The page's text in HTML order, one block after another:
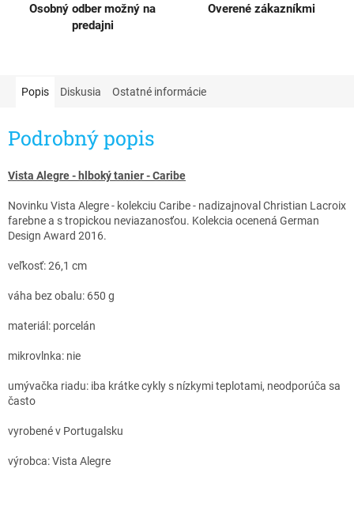
Osobný odber možný na
predajni
Overené zákazníkmi
Popis Diskusia Ostatné informácie
Podrobný popis
Vista Alegre - hlboký tanier - Caribe
Novinku Vista Alegre - kolekciu Caribe - nadizajnoval Christian Lacroix
farebne a s tropickou neviazanosťou. Kolekcia ocenená German
Design Award 2016.
veľkosť: 26,1 cm
váha bez obalu: 650 g
materiál: porcelán
mikrovlnka: nie
umývačka riadu: iba krátke cykly s nízkymi teplotami, neodporúča sa
často
vyrobené v Portugalsku
výrobca: Vista Alegre